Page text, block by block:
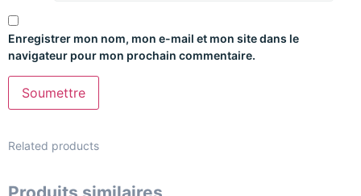
Enregistrer mon nom, mon e-mail et mon site dans le
navigateur pour mon prochain commentaire.
Related products